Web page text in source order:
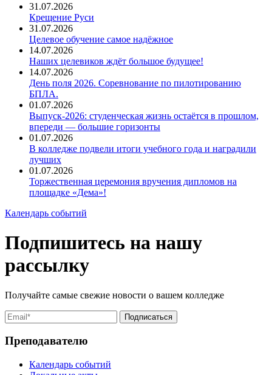
31.07.2026
Крещение Руси
31.07.2026
Целевое обучение самое надёжное
14.07.2026
Наших целевиков ждёт большое будущее!
14.07.2026
День поля 2026. Соревнование по пилотированию
БПЛА.
01.07.2026
Выпуск-2026: студенческая жизнь остаётся в прошлом,
впереди — большие горизонты
01.07.2026
В колледже подвели итоги учебного года и наградили
лучших
01.07.2026
Торжественная церемония вручения дипломов на
площадке «Дема»!
Календарь событий
Подпишитесь на нашу
рассылку
Получайте самые свежие новости о вашем колледже
Преподавателю
Календарь событий